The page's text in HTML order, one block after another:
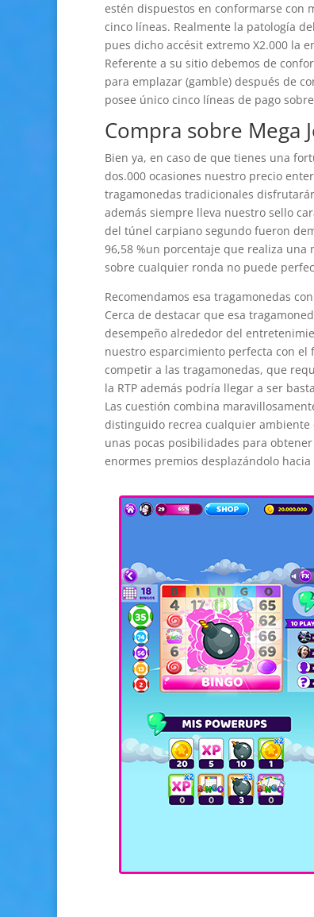
estén dispuestos en conformarse con
cinco líneas. Realmente la patologí­a
pues dicho accésit extremo X2.000 la
Referente a su sitio debemos de
para emplazar (gamble) después de
posee único cinco líneas de pago
Compra sobre Mega
Bien ya, en caso de que tienes una
dos.000 ocasiones nuestro precio
tragamonedas tradicionales
además siempre lleva nuestro sello
del túnel carpiano segundo fueron
96,58 %un porcentaje que realiza
sobre cualquier ronda no puede
Recomendamos esa tragamonedas
Cerca de destacar que esa
desempeño alrededor del
nuestro esparcimiento perfecta con
competir a las tragamonedas, que
la RTP además podrí­a llegar a ser
Las cuestión combina
distinguido recrea cualquier ambiente
unas pocas posibilidades para
enormes premios desplazándolo